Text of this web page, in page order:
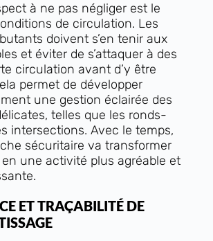
à ne pas négliger est le
de circulation. Les
doivent s’en tenir aux
et éviter de s’attaquer à des
circulation avant d’y être
permet de développer
une gestion éclairée des
telles que les ronds-
intersections. Avec le temps,
sécuritaire va transformer
une activité plus agréable et
ET TRAÇABILITÉ DE